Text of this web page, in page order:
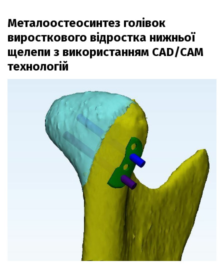
Металоостеосинтез голівок
виросткового відростка нижньої
щелепи з використанням CAD/CAM
технологій